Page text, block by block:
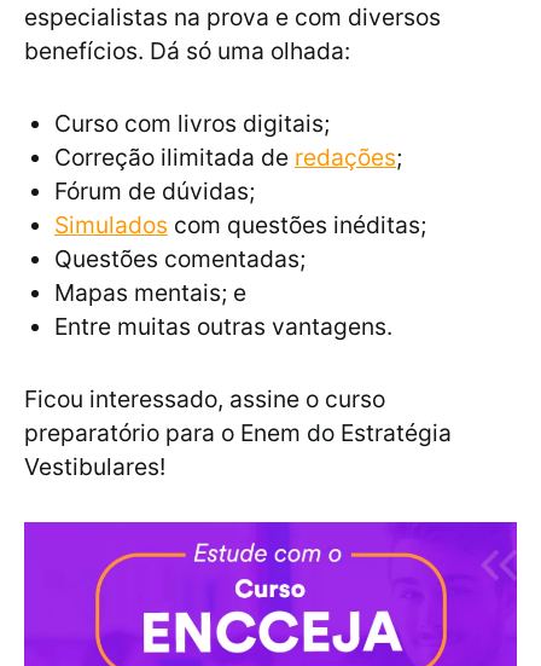
especialistas na prova e com diversos
benefícios. Dá só uma olhada:
Curso com livros digitais;
Correção ilimitada de redações;
Fórum de dúvidas;
Simulados com questões inéditas;
Questões comentadas;
Mapas mentais; e
Entre muitas outras vantagens.
Ficou interessado, assine o curso
preparatório para o Enem do Estratégia
Vestibulares!